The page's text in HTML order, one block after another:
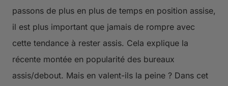
passons de plus en plus de temps en position assise,
il est plus important que jamais de rompre avec
cette tendance à rester assis. Cela explique la
récente montée en popularité des bureaux
assis/debout. Mais en valent-ils la peine ? Dans cet